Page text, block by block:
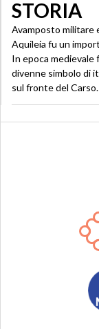
STORIA
Avamposto militare
Aquileia fu un
In epoca
divenne simbolo di
sul fronte del Carso.